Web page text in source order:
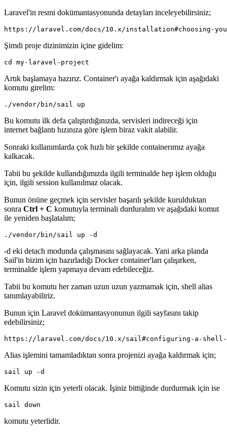
Laravel'in resmi dokümantasyonunda detayları inceleyebilirsiniz;
https://laravel.com/docs/10.x/installation#choosing-
Şimdi proje dizinimizin içine gidelim:
cd my-laravel-project
Artık başlamaya hazırız. Container'ı ayağa kaldırmak için aşağıdaki
komutu girelim:
./vendor/bin/sail up
Bu komutu ilk defa çalıştırdığınızda, servisleri indireceği için
internet bağlantı hızınıza göre işlem biraz vakit alabilir.
Sonraki kullanımlarda çok hızlı bir şekilde containerımız ayağa
kalkacak.
Tabii bu şekilde kullandığımızda ilgili terminalde hep işlem olduğu
için, ilgili session kullanılmaz olacak.
Bunun önüne geçmek için servisler başarılı şekilde kurulduktan
sonra Ctrl + C komutuyla terminali durduralım ve aşağıdaki komut
ile yeniden başlatalım;
./vendor/bin/sail up -d
-d eki detach modunda çalışmasını sağlayacak. Yani arka planda
Sail'in bizim için hazırladığı Docker container'ları çalışırken,
terminalde işlem yapmaya devam edebileceğiz.
Tabii bu komutu her zaman uzun uzun yazmamak için, shell alias
tanımlayabiliriz.
Bunun için Laravel dokümantasyonunun ilgili sayfasını takip
edebilirsiniz;
https://laravel.com/docs/10.x/sail#configuring-a-
Alias işlemini tamamladıktan sonra projenizi ayağa kaldırmak için;
sail up -d
Komutu sizin için yeterli olacak. İşiniz bittiğinde durdurmak için ise
sail down
komutu yeterlidir.